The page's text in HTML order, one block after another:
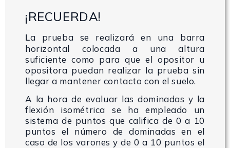
¡RECUERDA!
La prueba se realizará en una barra
horizontal colocada a unaaltura
suficiente como para que el opositor u
opositora puedan realizar la prueba sin
llegar a mantener contacto con el suelo.
A la hora de evaluar las dominadas y la
flexión isométrica se ha empleado un
sistema de puntos que califica de 0 a 10
puntos el número de dominadas en
el
caso de los varones y de 0 a 10 puntos el